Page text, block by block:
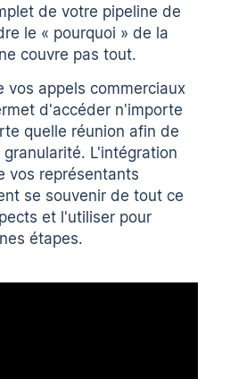
de votre pipeline de
le « pourquoi » de la
couvre pas tout.
vos appels commerciaux
d'accéder n'importe
quelle réunion afin de
L'intégration
vos représentants
se souvenir de tout ce
et l'utiliser pour
étapes.